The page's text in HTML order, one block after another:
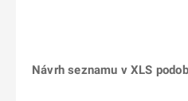
Návrh seznamu v XLS